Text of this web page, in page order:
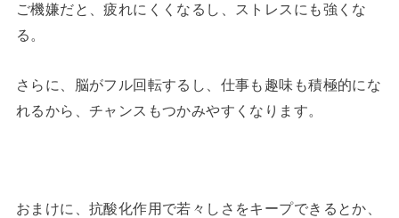
ご機嫌だと、疲れにくくなるし、ストレスにも強くな
る。
さらに、脳がフル回転するし、仕事も趣味も積極的にな
れるから、チャンスもつかみやすくなります。
おまけに、抗酸化作用で若々しさをキープできるとか、